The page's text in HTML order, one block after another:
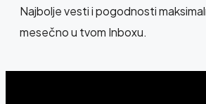
Najbolje vesti i pogodnosti
mesečno u tvom Inboxu.